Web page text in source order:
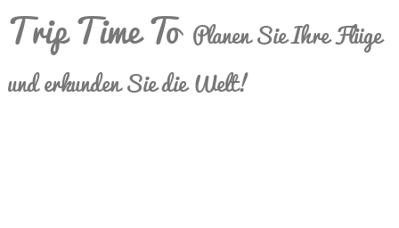
Trip Time To Planen Sie Ihre Flüge
und erkunden Sie die Welt!